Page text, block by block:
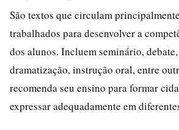
São textos que circulam
trabalhados para desenvolver a
dos alunos. Incluem seminário,
dramatização, instrução oral, entre
recomenda seu ensino para formar
expressar adequadamente em